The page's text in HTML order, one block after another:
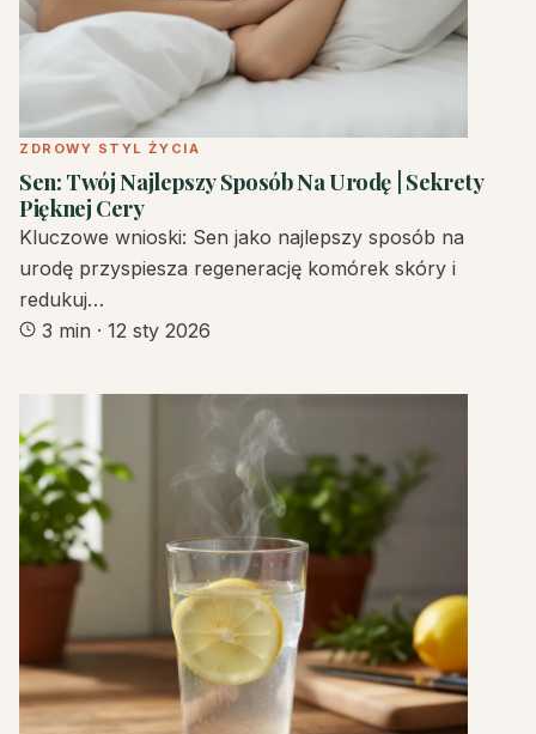
ZDROWY STYL ŻYCIA
Sen: Twój Najlepszy Sposób Na Urodę | Sekrety
Pięknej Cery
Kluczowe wnioski: Sen jako najlepszy sposób na
urodę przyspiesza regenerację komórek skóry i
redukuj…
3 min · 12 sty 2026